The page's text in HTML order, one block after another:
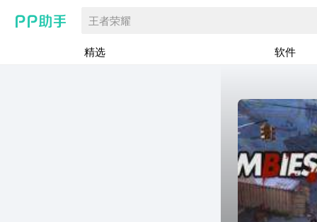
王者荣耀
精选 软件